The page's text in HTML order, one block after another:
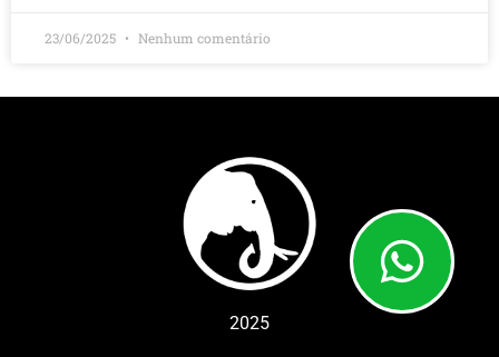
23/06/2025 Nenhum comentário
2025